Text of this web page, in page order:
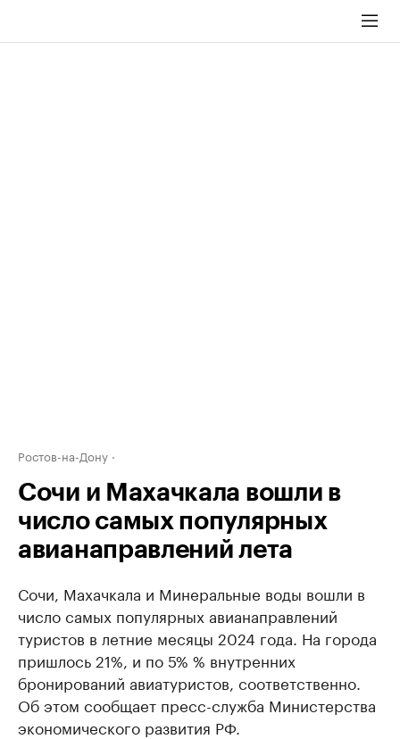
Ростов-на-Дону
Сочи и Махачкала вошли в
число самых популярных
авианаправлений лета
Сочи, Махачкала и Минеральные воды вошли в
число самых популярных авианаправлений
туристов в летние месяцы 2024 года. На города
пришлось 21%, и по 5% % внутренних
бронирований авиатуристов, соответственно.
Об этом сообщает пресс-служба Министерства
экономического развития РФ.